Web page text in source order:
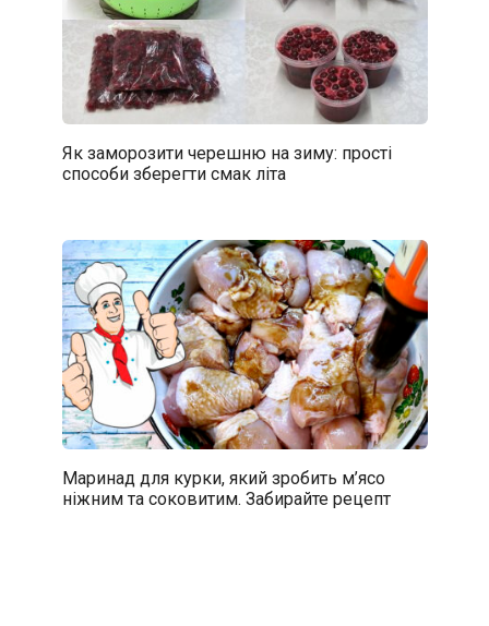
Як заморозити черешню на зиму: прості
способи зберегти смак літа
Маринад для курки, який зробить м’ясо
ніжним та соковитим. Забирайте рецепт